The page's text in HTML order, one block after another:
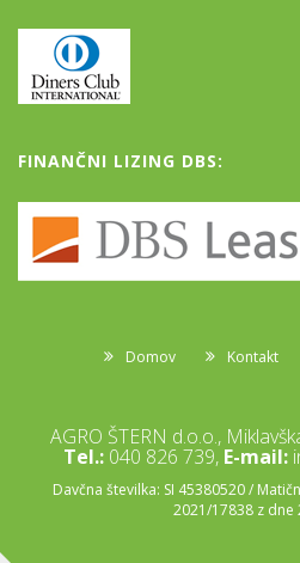
FINANČNI LIZING DBS:
Domov Kontakt
AGRO ŠTERN d.o.o.,
Tel.: 040 826 739, E-mail:
Davčna številka: SI 45380520 /
2021/17838 z dne